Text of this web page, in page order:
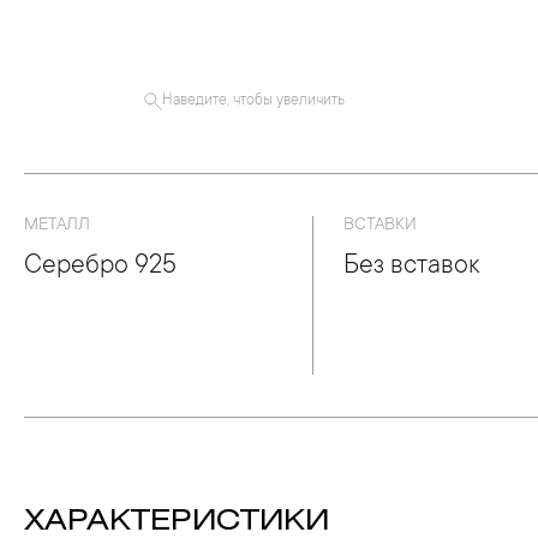
Наведите, чтобы увеличить
МЕТАЛЛ
Серебро 925
ВСТАВКИ
Без вставок
ХАРАКТЕРИСТИКИ